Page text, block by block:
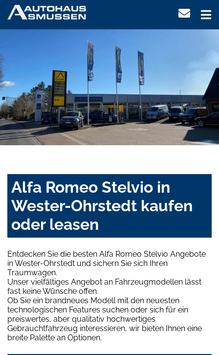
Alfa Romeo Stelvio in
Wester-Ohrstedt kaufen
oder leasen
Entdecken Sie die besten Alfa Romeo Stelvio Angebote
in Wester-Ohrstedt und sichern Sie sich Ihren
Traumwagen.
Unser vielfältiges Angebot an Fahrzeugmodellen lässt
fast keine Wünsche offen.
Ob Sie ein brandneues Modell mit den neuesten
technologischen Features suchen oder sich für ein
preiswertes, aber qualitativ hochwertiges
Gebrauchtfahrzeug interessieren, wir bieten Ihnen eine
breite Palette an Optionen.